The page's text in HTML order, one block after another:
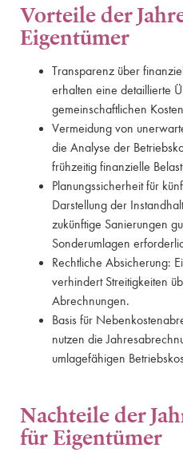
Vorteile der
Eigentümer
Transparenz über
erhalten eine detaillierte
gemeinschaftlichen
Vermeidung von
die Analyse der
frühzeitig finanzielle
Planungssicherheit für
Darstellung der
zukünftige Sanierungen
Sonderumlagen
Rechtliche Absicherung:
verhindert Streitigkeiten
Abrechnungen.
Basis für
nutzen die
umlagefähigen
Nachteile der
für Eigentümer